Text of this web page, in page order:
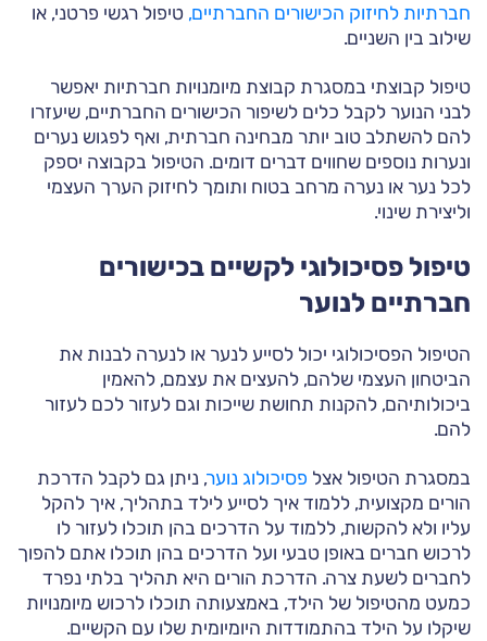
חברתיות לחיזוק הכישורים החברתיים, טיפול רגשי פרטני, או
שילוב בין השניים.
טיפול קבוצתי במסגרת קבוצת מיומנויות חברתיות יאפשר
לבני הנוער לקבל כלים לשיפור הכישורים החברתיים, שיעזרו
להם להשתלב טוב יותר מבחינה חברתית, ואף לפגוש נערים
ונערות נוספים שחווים דברים דומים. הטיפול בקבוצה יספק
לכל נער או נערה מרחב בטוח ותומך לחיזוק הערך העצמי
וליצירת שינוי.
טיפול פסיכולוגי לקשיים בכישורים
חברתיים לנוער
הטיפול הפסיכולוגי יכול לסייע לנער או לנערה לבנות את
הביטחון העצמי שלהם, להעצים את עצמם, להאמין
ביכולותיהם, להקנות תחושת שייכות וגם לעזור לכם לעזור
להם.
במסגרת הטיפול אצל פסיכולוג נוער, ניתן גם לקבל הדרכת
הורים מקצועית, ללמוד איך לסייע לילד בתהליך, איך להקל
עליו ולא להקשות, ללמוד על הדרכים בהן תוכלו לעזור לו
לרכוש חברים באופן טבעי ועל הדרכים בהן תוכלו אתם להפוך
לחברים לשעת צרה. הדרכת הורים היא תהליך בלתי נפרד
כמעט מהטיפול של הילד, באמצעותה תוכלו לרכוש מיומנויות
שיקלו על הילד בהתמודדות היומיומית שלו עם הקשיים.